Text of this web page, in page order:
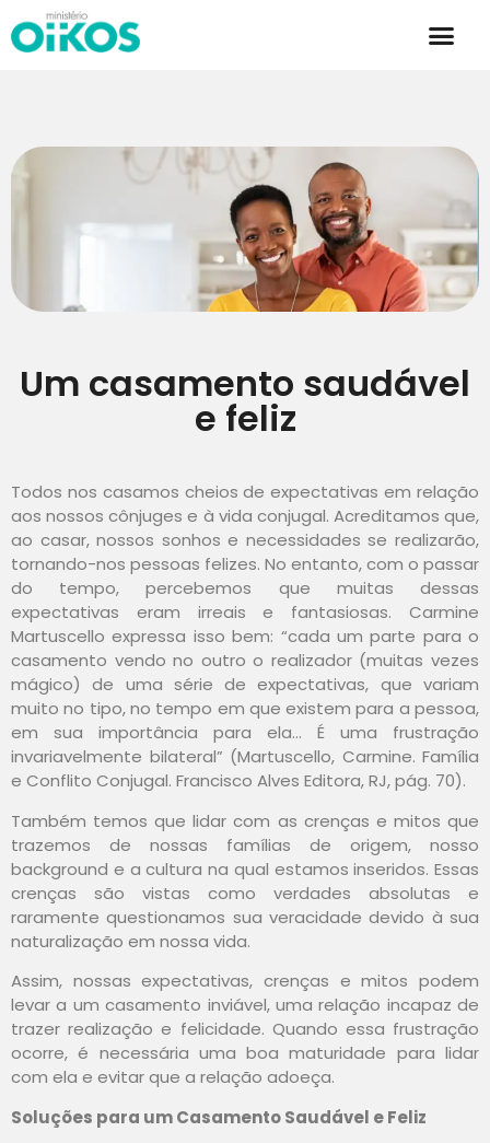
Um casamento saudável
e feliz
Todos nos casamos cheios de expectativas em relação
aos nossos cônjuges e à vida conjugal. Acreditamos que,
ao casar, nossos sonhos e necessidades se realizarão,
tornando-nos pessoas felizes. No entanto, com o passar
do tempo, percebemos que muitas dessas
expectativas eram irreais e fantasiosas. Carmine
Martuscello expressa isso bem: “cada um parte para o
casamento vendo no outro o realizador (muitas vezes
mágico) de uma série de expectativas, que variam
muito no tipo, no tempo em que existem para a pessoa,
em sua importância para ela… É uma frustração
invariavelmente bilateral” (Martuscello, Carmine. Família
e Conflito Conjugal. Francisco Alves Editora, RJ, pág. 70).
Também temos que lidar com as crenças e mitos que
trazemos de nossas famílias de origem, nosso
background e a cultura na qual estamos inseridos. Essas
crenças são vistas como verdades absolutas e
raramente questionamos sua veracidade devido à sua
naturalização em nossa vida.
Assim, nossas expectativas, crenças e mitos podem
levar a um casamento inviável, uma relação incapaz de
trazer realização e felicidade. Quando essa frustração
ocorre, é necessária uma boa maturidade para lidar
com ela e evitar que a relação adoeça.
Soluções para um Casamento Saudável e Feliz